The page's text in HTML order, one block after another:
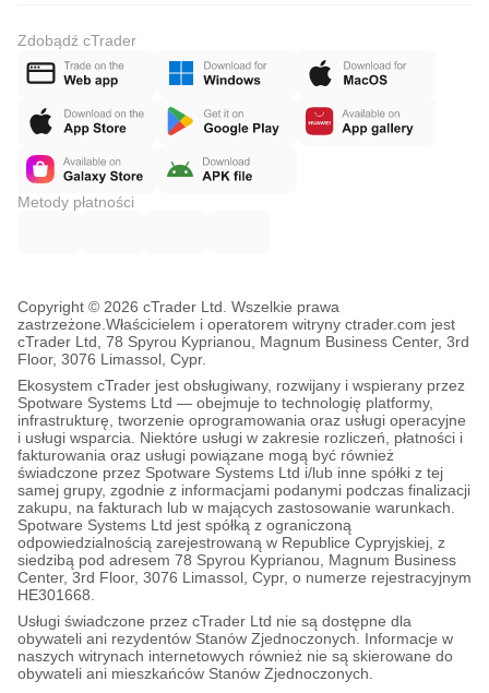
Zdobądź cTrader
Metody płatności
Copyright © 2026 cTrader Ltd. Wszelkie prawa
zastrzeżone. Właścicielem i operatorem witryny ctrader.com jest
cTrader Ltd, 78 Spyrou Kyprianou, Magnum Business Center, 3rd
Floor, 3076 Limassol, Cypr.
Ekosystem cTrader jest obsługiwany, rozwijany i wspierany przez
Spotware Systems Ltd — obejmuje to technologię platformy,
infrastrukturę, tworzenie oprogramowania oraz usługi operacyjne
i usługi wsparcia. Niektóre usługi w zakresie rozliczeń, płatności i
fakturowania oraz usługi powiązane mogą być również
świadczone przez Spotware Systems Ltd i/lub inne spółki z tej
samej grupy, zgodnie z informacjami podanymi podczas finalizacji
zakupu, na fakturach lub w mających zastosowanie warunkach.
Spotware Systems Ltd jest spółką z ograniczoną
odpowiedzialnością zarejestrowaną w Republice Cypryjskiej, z
siedzibą pod adresem 78 Spyrou Kyprianou, Magnum Business
Center, 3rd Floor, 3076 Limassol, Cypr, o numerze rejestracyjnym
HE301668.
Usługi świadczone przez cTrader Ltd nie są dostępne dla
obywateli ani rezydentów Stanów Zjednoczonych. Informacje w
naszych witrynach internetowych również nie są skierowane do
obywateli ani mieszkańców Stanów Zjednoczonych.